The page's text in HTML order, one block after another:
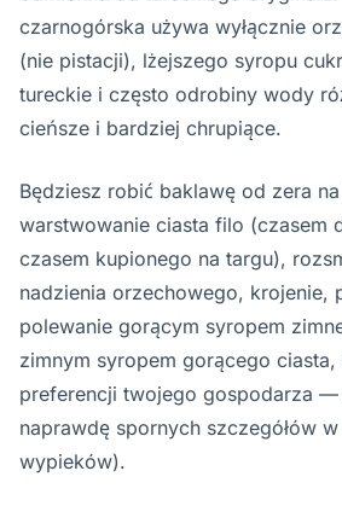
czarnogórska używa wyłącznie
(nie pistacji), lżejszego syropu
tureckie i często odrobiny wody
cieńsze i bardziej chrupiące.
Będziesz robić baklawę od zera
warstwowanie ciasta filo (czasem
czasem kupionego na targu),
nadzienia orzechowego, krojenie,
polewanie gorącym syropem
zimnym syropem gorącego ciasta,
preferencji twojego gospodarza —
naprawdę spornych szczegółów
wypieków).